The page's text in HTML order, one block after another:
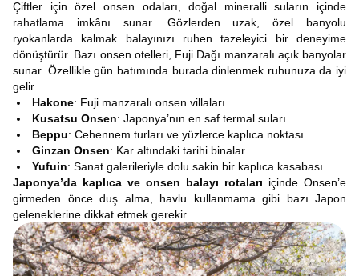
Çiftler için özel onsen odaları, doğal mineralli suların içinde
rahatlama imkânı sunar. Gözlerden uzak, özel banyolu
ryokanlarda kalmak balayınızı ruhen tazeleyici bir deneyime
dönüştürür. Bazı onsen otelleri, Fuji Dağı manzaralı açık banyolar
sunar. Özellikle gün batımında burada dinlenmek ruhunuza da iyi
gelir.
Hakone: Fuji manzaralı onsen villaları.
Kusatsu Onsen: Japonya’nın en saf termal suları.
Beppu: Cehennem turları ve yüzlerce kaplıca noktası.
Ginzan Onsen: Kar altındaki tarihi binalar.
Yufuin: Sanat galerileriyle dolu sakin bir kaplıca kasabası.
Japonya’da kaplıca ve onsen balayı rotaları içinde Onsen’e
girmeden önce duş alma, havlu kullanmama gibi bazı Japon
geleneklerine dikkat etmek gerekir.